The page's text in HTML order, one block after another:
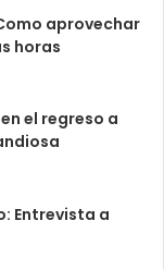
aprovechar
horas
el regreso a
Entrevista a